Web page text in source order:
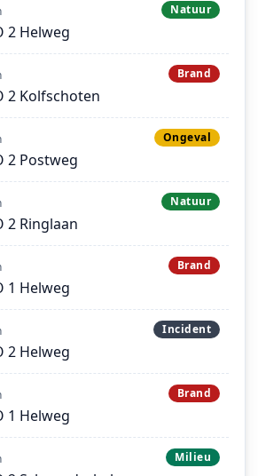
Natuur
2 Helweg
Brand
2 Kolfschoten
Ongeval
2 Postweg
Natuur
2 Ringlaan
Brand
1 Helweg
Incident
2 Helweg
Brand
1 Helweg
Milieu